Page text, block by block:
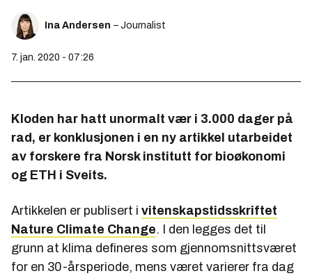
Ina Andersen – Journalist
7. jan. 2020 - 07:26
Kloden har hatt unormalt vær i 3.000 dager på
rad, er konklusjonen i en ny artikkel utarbeidet
av forskere fra Norsk institutt for bioøkonomi
og ETH i Sveits.
Artikkelen er publisert i vitenskapstidsskriftet
Nature Climate Change. I den legges det til
grunn at klima defineres som gjennomsnittsværet
for en 30-årsperiode, mens været varierer fra dag